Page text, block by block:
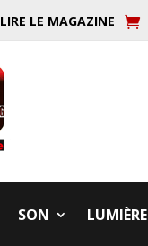
LIRE LE MAGAZINE
SON LUMIÈRE